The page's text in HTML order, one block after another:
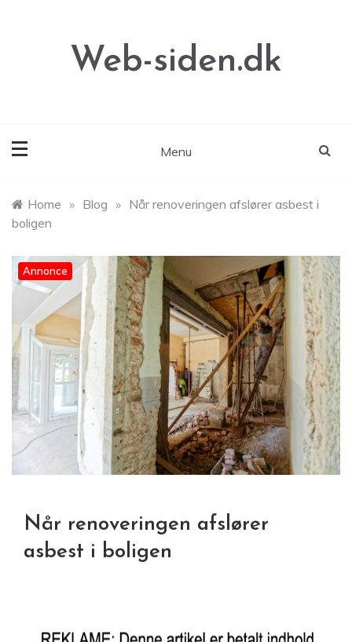
Web-siden.dk
Menu
Home » Blog » Når renoveringen afslører asbest i
boligen
Annonce
Når renoveringen afslører
asbest i boligen